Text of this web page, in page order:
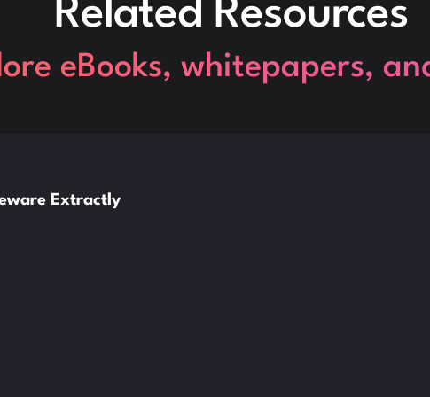
Related Resources
eBooks, whitepapers,
Extractly